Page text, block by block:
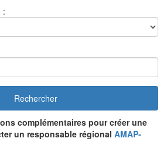
:
Rechercher
complémentaires pour créer une
un responsable régional AMAP-